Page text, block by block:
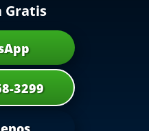
Gratis
3299